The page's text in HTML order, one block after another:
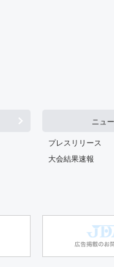
ニュ
プレスリリース
大会結果速報